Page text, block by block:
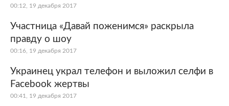
00:12, 19 декабря 2017
Участница «Давай поженимся» раскрыла
правду о шоу
00:16, 19 декабря 2017
Украинец украл телефон и выложил селфи в
Facebook жертвы
00:41, 19 декабря 2017